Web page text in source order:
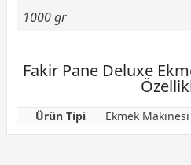
1000 gr
Fakir Pane Deluxe
Ürün Tipi Ekmek Makinesi